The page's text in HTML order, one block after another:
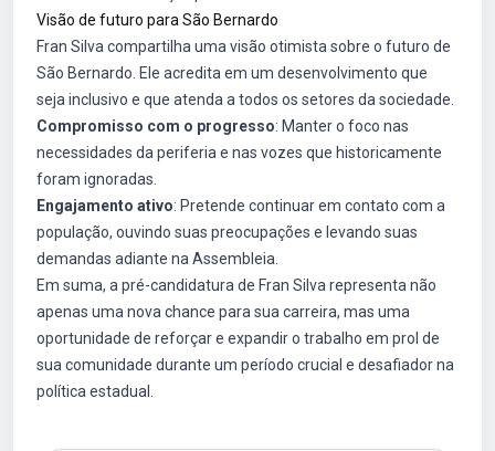
Visão de futuro para São Bernardo
Fran Silva compartilha uma visão otimista sobre o futuro de
São Bernardo. Ele acredita em um desenvolvimento que
seja inclusivo e que atenda a todos os setores da sociedade.
Compromisso com o progresso: Manter o foco nas
necessidades da periferia e nas vozes que historicamente
foram ignoradas.
Engajamento ativo: Pretende continuar em contato com a
população, ouvindo suas preocupações e levando suas
demandas adiante na Assembleia.
Em suma, a pré-candidatura de Fran Silva representa não
apenas uma nova chance para sua carreira, mas uma
oportunidade de reforçar e expandir o trabalho em prol de
sua comunidade durante um período crucial e desafiador na
política estadual.